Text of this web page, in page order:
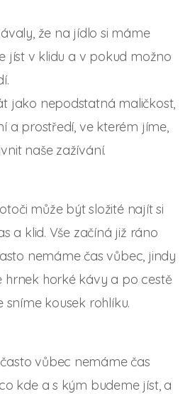
že na jídlo si máme
jíst v klidu a v pokud možno
jako nepodstatná maličkost,
a prostředí, ve kterém jíme,
naše zažívání.
může být složité najít si
a klid. Vše začíná již ráno
nemáme čas vůbec, jindy
hrnek horké kávy a po cestě
kousek rohlíku.
vůbec nemáme čas
kde a s kým budeme jíst, a